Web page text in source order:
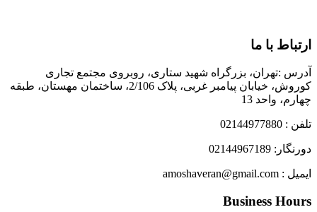
ارتباط با ما
آدرس :تهران، بزرگراه شهید ستاری، روبروی مجتمع تجاری
کوروش، خیابان پیامبر غربی، پلاک 2/106، ساختمان مهستان، طبقه
چهارم، واحد 13
تلفن : 02144977880
دورنگار: 02144967189
ایمیل : amoshaveran@gmail.com
Business Hours